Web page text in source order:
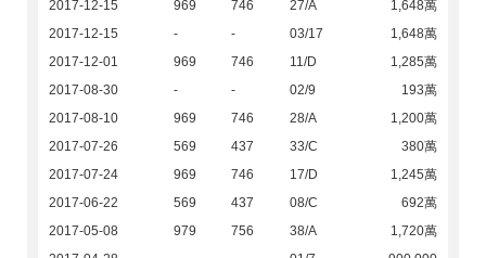
2017-12-15 969 746 27/A
1,648萬
2017-12-15
- - 03/17
1,648萬
2017-12-01
969 746 11/D
1,285萬
2017-08-30
- - 02/9
193萬
2017-08-10
969 746 28/A
1,200萬
2017-07-26
569 437 33/C
380萬
2017-07-24
969 746 17/D
1,245萬
2017-06-22
569 437 08/C
692萬
2017-05-08
979 756 38/A
1,720萬